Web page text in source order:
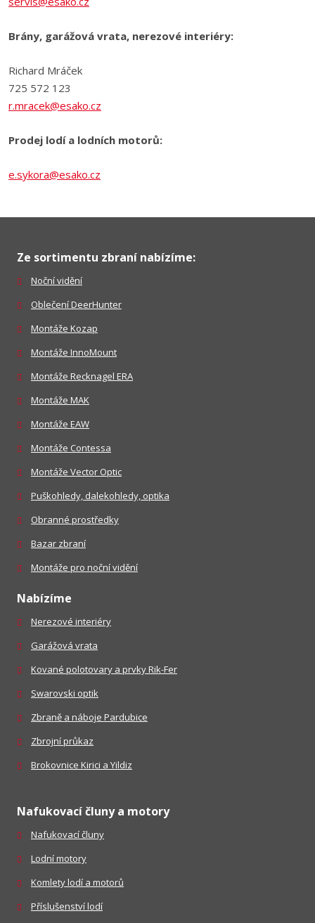
Brány, garážová vrata, nerezové interiéry:
Richard Mráček
725 572 123
r.mracek@esako.cz
Prodej lodí a lodních motorů:
e.sykora@esako.cz
Ze sortimentu zbraní nabízíme:
Noční vidění
Oblečení DeerHunter
Montáže Kozap
Montáže InnoMount
Montáže Recknagel ERA
Montáže MAK
Montáže EAW
Montáže Contessa
Montáže Vector Optic
Puškohledy, dalekohledy, optika
Obranné prostředky
Bazar zbraní
Montáže pro noční vidění
Nabízíme
Nerezové interiéry
Garážová vrata
Kované polotovary a prvky Rik-Fer
Swarovski optik
Zbraně a náboje Pardubice
Zbrojní průkaz
Brokovnice Kirici a Yildiz
Nafukovací čluny a motory
Nafukovací čluny
Lodní motory
Komlety lodí a motorů
Příslušenství lodí